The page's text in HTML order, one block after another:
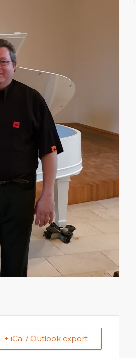
+ iCal / Outlook export